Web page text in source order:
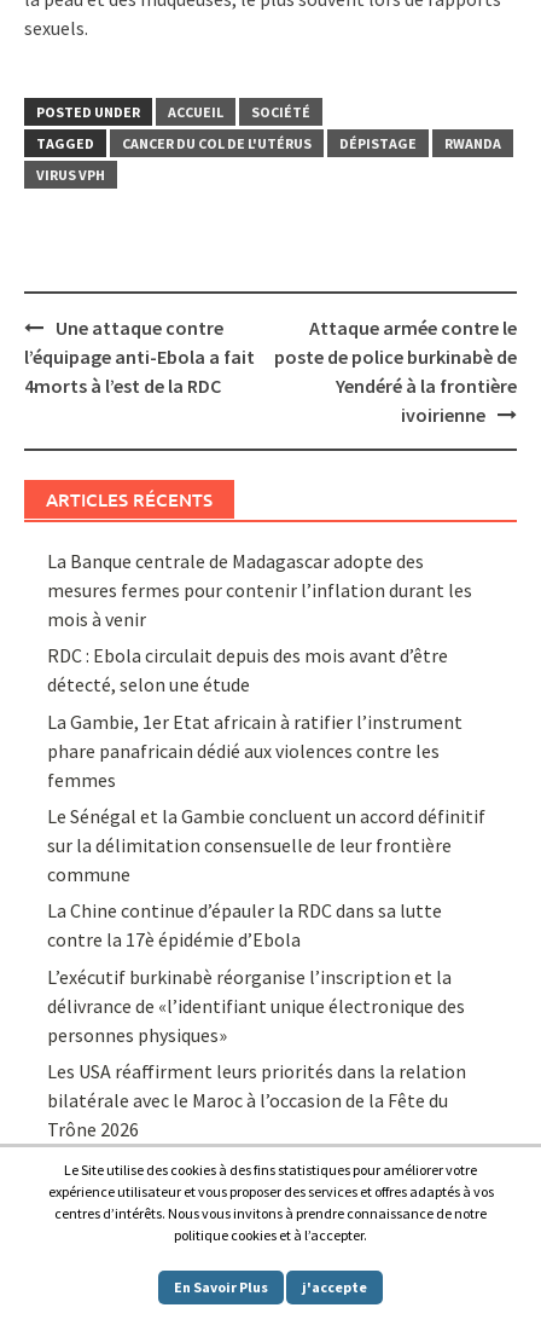
sexuels.
POSTED UNDER ACCUEIL
SOCIÉTÉ
TAGGED
CANCER DU COL DE L'UTÉRUS DÉPISTAGE
RWANDA
VIRUS VPH
Post
navigation
Une attaque contre
l’équipage anti-Ebola a fait
4morts à l’est de la RDC
Attaque armée contre le
poste de police burkinabè de
Yendéré à la frontière
ivoirienne
ARTICLES RÉCENTS
La Banque centrale de Madagascar adopte des
mesures fermes pour contenir l’inflation durant les
mois à venir
RDC : Ebola circulait depuis des mois avant d’être
détecté, selon une étude
La Gambie, 1er Etat africain à ratifier l’instrument
phare panafricain dédié aux violences contre les
femmes
Le Sénégal et la Gambie concluent un accord définitif
sur la délimitation consensuelle de leur frontière
commune
La Chine continue d’épauler la RDC dans sa lutte
contre la 17è épidémie d’Ebola
L’exécutif burkinabè réorganise l’inscription et la
délivrance de «l’identifiant unique électronique des
personnes physiques»
Les USA réaffirment leurs priorités dans la relation
bilatérale avec le Maroc à l’occasion de la Fête du
Trône 2026
Afrique7, l’info du continent en continu
Proudly powered by WordPress.| Theme: Awaken by
Le Site utilise des cookies à des fins statistiques pour améliorer votre
expérience utilisateur et vous proposer des services et offres adaptés à vos
centres d’intérêts. Nous vous invitons à prendre connaissance de notre
politique cookies et à l’accepter.
En Savoir Plus j'accepte